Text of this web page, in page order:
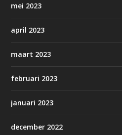
mei 2023
april 2023
maart 2023
februari 2023
januari 2023
december 2022